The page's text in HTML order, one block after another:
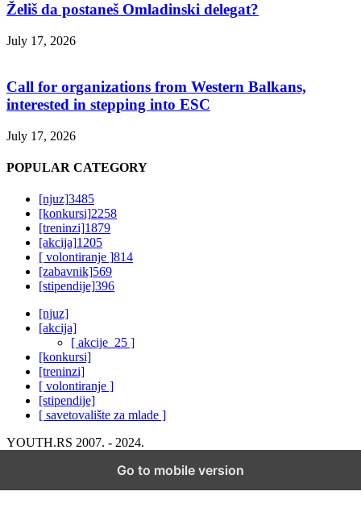
Želiš da postaneš Omladinski delegat?
July 17, 2026
Call for organizations from Western Balkans,
interested in stepping into ESC
July 17, 2026
POPULAR CATEGORY
[njuz]3485
[konkursi]2258
[treninzi]1879
[akcija]1205
[ volontiranje ]814
[zabavnik]569
[stipendije]396
[njuz]
[akcija]
[ akcije_25 ]
[konkursi]
[treninzi]
[ volontiranje ]
[stipendije]
[ savetovalište za mlade ]
YOUTH.RS 2007. - 2024.
Go to mobile version